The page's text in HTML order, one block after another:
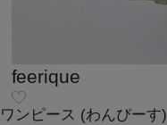
feerique
ワンピース (わんぴーす)